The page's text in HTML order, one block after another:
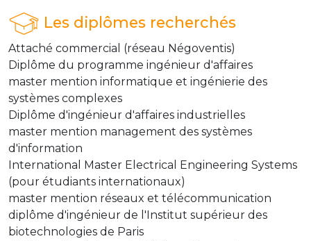
Les diplômes recherchés
Attaché commercial (réseau Négoventis)
Diplôme du programme ingénieur d'affaires
master mention informatique et ingénierie des
systèmes complexes
Diplôme d'ingénieur d'affaires industrielles
master mention management des systèmes
d'information
International Master Electrical Engineering Systems
(pour étudiants internationaux)
master mention réseaux et télécommunication
diplôme d'ingénieur de l'Institut supérieur des
biotechnologies de Paris